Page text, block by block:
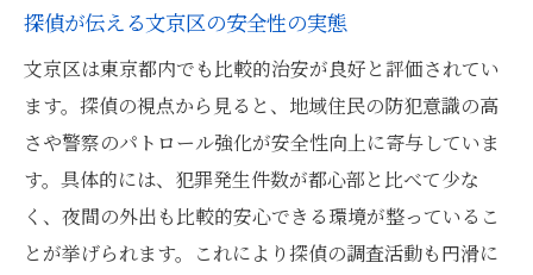
探偵が伝える文京区の安全性の実態
文京区は東京都内でも比較的治安が良好と評価されてい
ます。探偵の視点から見ると、地域住民の防犯意識の高
さや警察のパトロール強化が安全性向上に寄与していま
す。具体的には、犯罪発生件数が都心部と比べて少な
く、夜間の外出も比較的安心できる環境が整っているこ
とが挙げられます。これにより探偵の調査活動も円滑に